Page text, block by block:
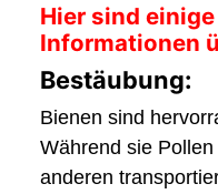
Hier sind
Informationen
Bestäubung:
Bienen sind
Während sie
anderen